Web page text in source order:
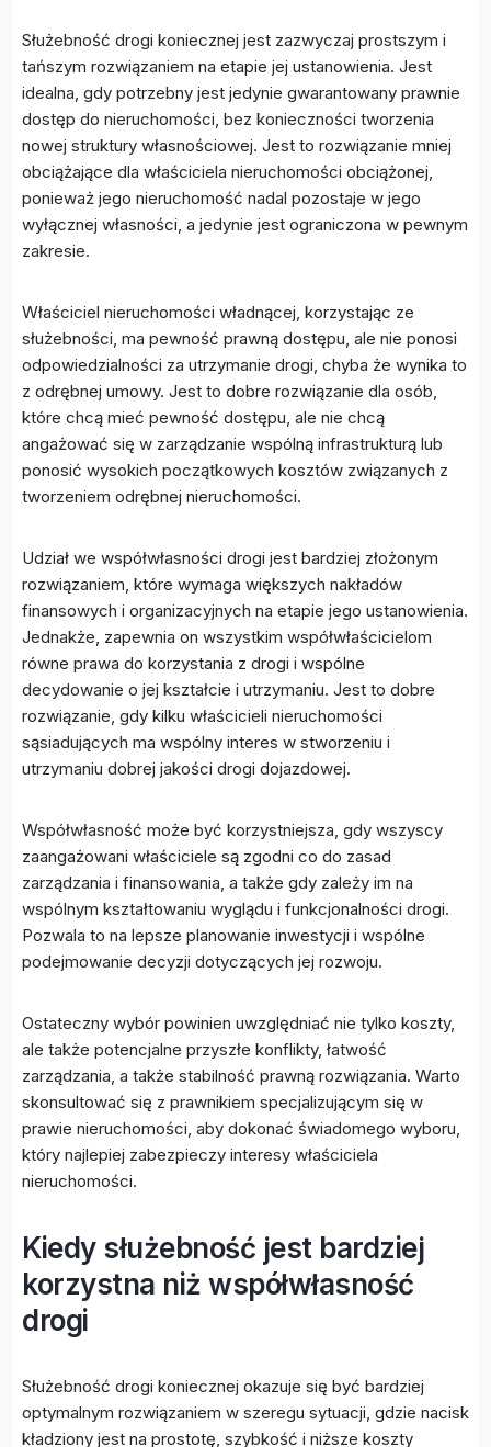
Służebność drogi koniecznej jest zazwyczaj prostszym i
tańszym rozwiązaniem na etapie jej ustanowienia. Jest
idealna, gdy potrzebny jest jedynie gwarantowany prawnie
dostęp do nieruchomości, bez konieczności tworzenia
nowej struktury własnościowej. Jest to rozwiązanie mniej
obciążające dla właściciela nieruchomości obciążonej,
ponieważ jego nieruchomość nadal pozostaje w jego
wyłącznej własności, a jedynie jest ograniczona w pewnym
zakresie.
Właściciel nieruchomości władnącej, korzystając ze
służebności, ma pewność prawną dostępu, ale nie ponosi
odpowiedzialności za utrzymanie drogi, chyba że wynika to
z odrębnej umowy. Jest to dobre rozwiązanie dla osób,
które chcą mieć pewność dostępu, ale nie chcą
angażować się w zarządzanie wspólną infrastrukturą lub
ponosić wysokich początkowych kosztów związanych z
tworzeniem odrębnej nieruchomości.
Udział we współwłasności drogi jest bardziej złożonym
rozwiązaniem, które wymaga większych nakładów
finansowych i organizacyjnych na etapie jego ustanowienia.
Jednakże, zapewnia on wszystkim współwłaścicielom
równe prawa do korzystania z drogi i wspólne
decydowanie o jej kształcie i utrzymaniu. Jest to dobre
rozwiązanie, gdy kilku właścicieli nieruchomości
sąsiadujących ma wspólny interes w stworzeniu i
utrzymaniu dobrej jakości drogi dojazdowej.
Współwłasność może być korzystniejsza, gdy wszyscy
zaangażowani właściciele są zgodni co do zasad
zarządzania i finansowania, a także gdy zależy im na
wspólnym kształtowaniu wyglądu i funkcjonalności drogi.
Pozwala to na lepsze planowanie inwestycji i wspólne
podejmowanie decyzji dotyczących jej rozwoju.
Ostateczny wybór powinien uwzględniać nie tylko koszty,
ale także potencjalne przyszłe konflikty, łatwość
zarządzania, a także stabilność prawną rozwiązania. Warto
skonsultować się z prawnikiem specjalizującym się w
prawie nieruchomości, aby dokonać świadomego wyboru,
który najlepiej zabezpieczy interesy właściciela
nieruchomości.
Kiedy służebność jest bardziej
korzystna niż współwłasność
drogi
Służebność drogi koniecznej okazuje się być bardziej
optymalnym rozwiązaniem w szeregu sytuacji, gdzie nacisk
kładziony jest na prostotę, szybkość i niższe koszty